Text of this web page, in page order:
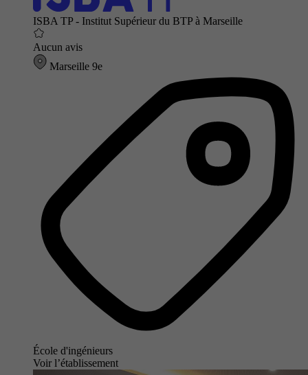
ISBA TP - Institut Supérieur du BTP à Marseille
Aucun avis
Marseille 9e
École d'ingénieurs
Voir l’établissement